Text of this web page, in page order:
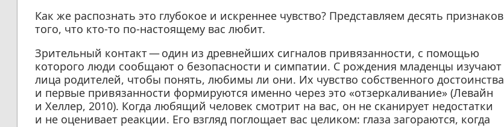
Как же распознать это глубокое и искреннее чувство? Представляем десять признаков
того, что кто-то по-настоящему вас любит.
Зрительный контакт — один из древнейших сигналов привязанности, с помощью
которого люди сообщают о безопасности и симпатии. С рождения младенцы изучают
лица родителей, чтобы понять, любимы ли они. Их чувство собственного достоинства
и первые привязанности формируются именно через это «отзеркаливание» (Левайн
и Хеллер, 2010). Когда любящий человек смотрит на вас, он не сканирует недостатки
и не оценивает реакции. Его взгляд поглощает вас целиком: глаза загораются, когда